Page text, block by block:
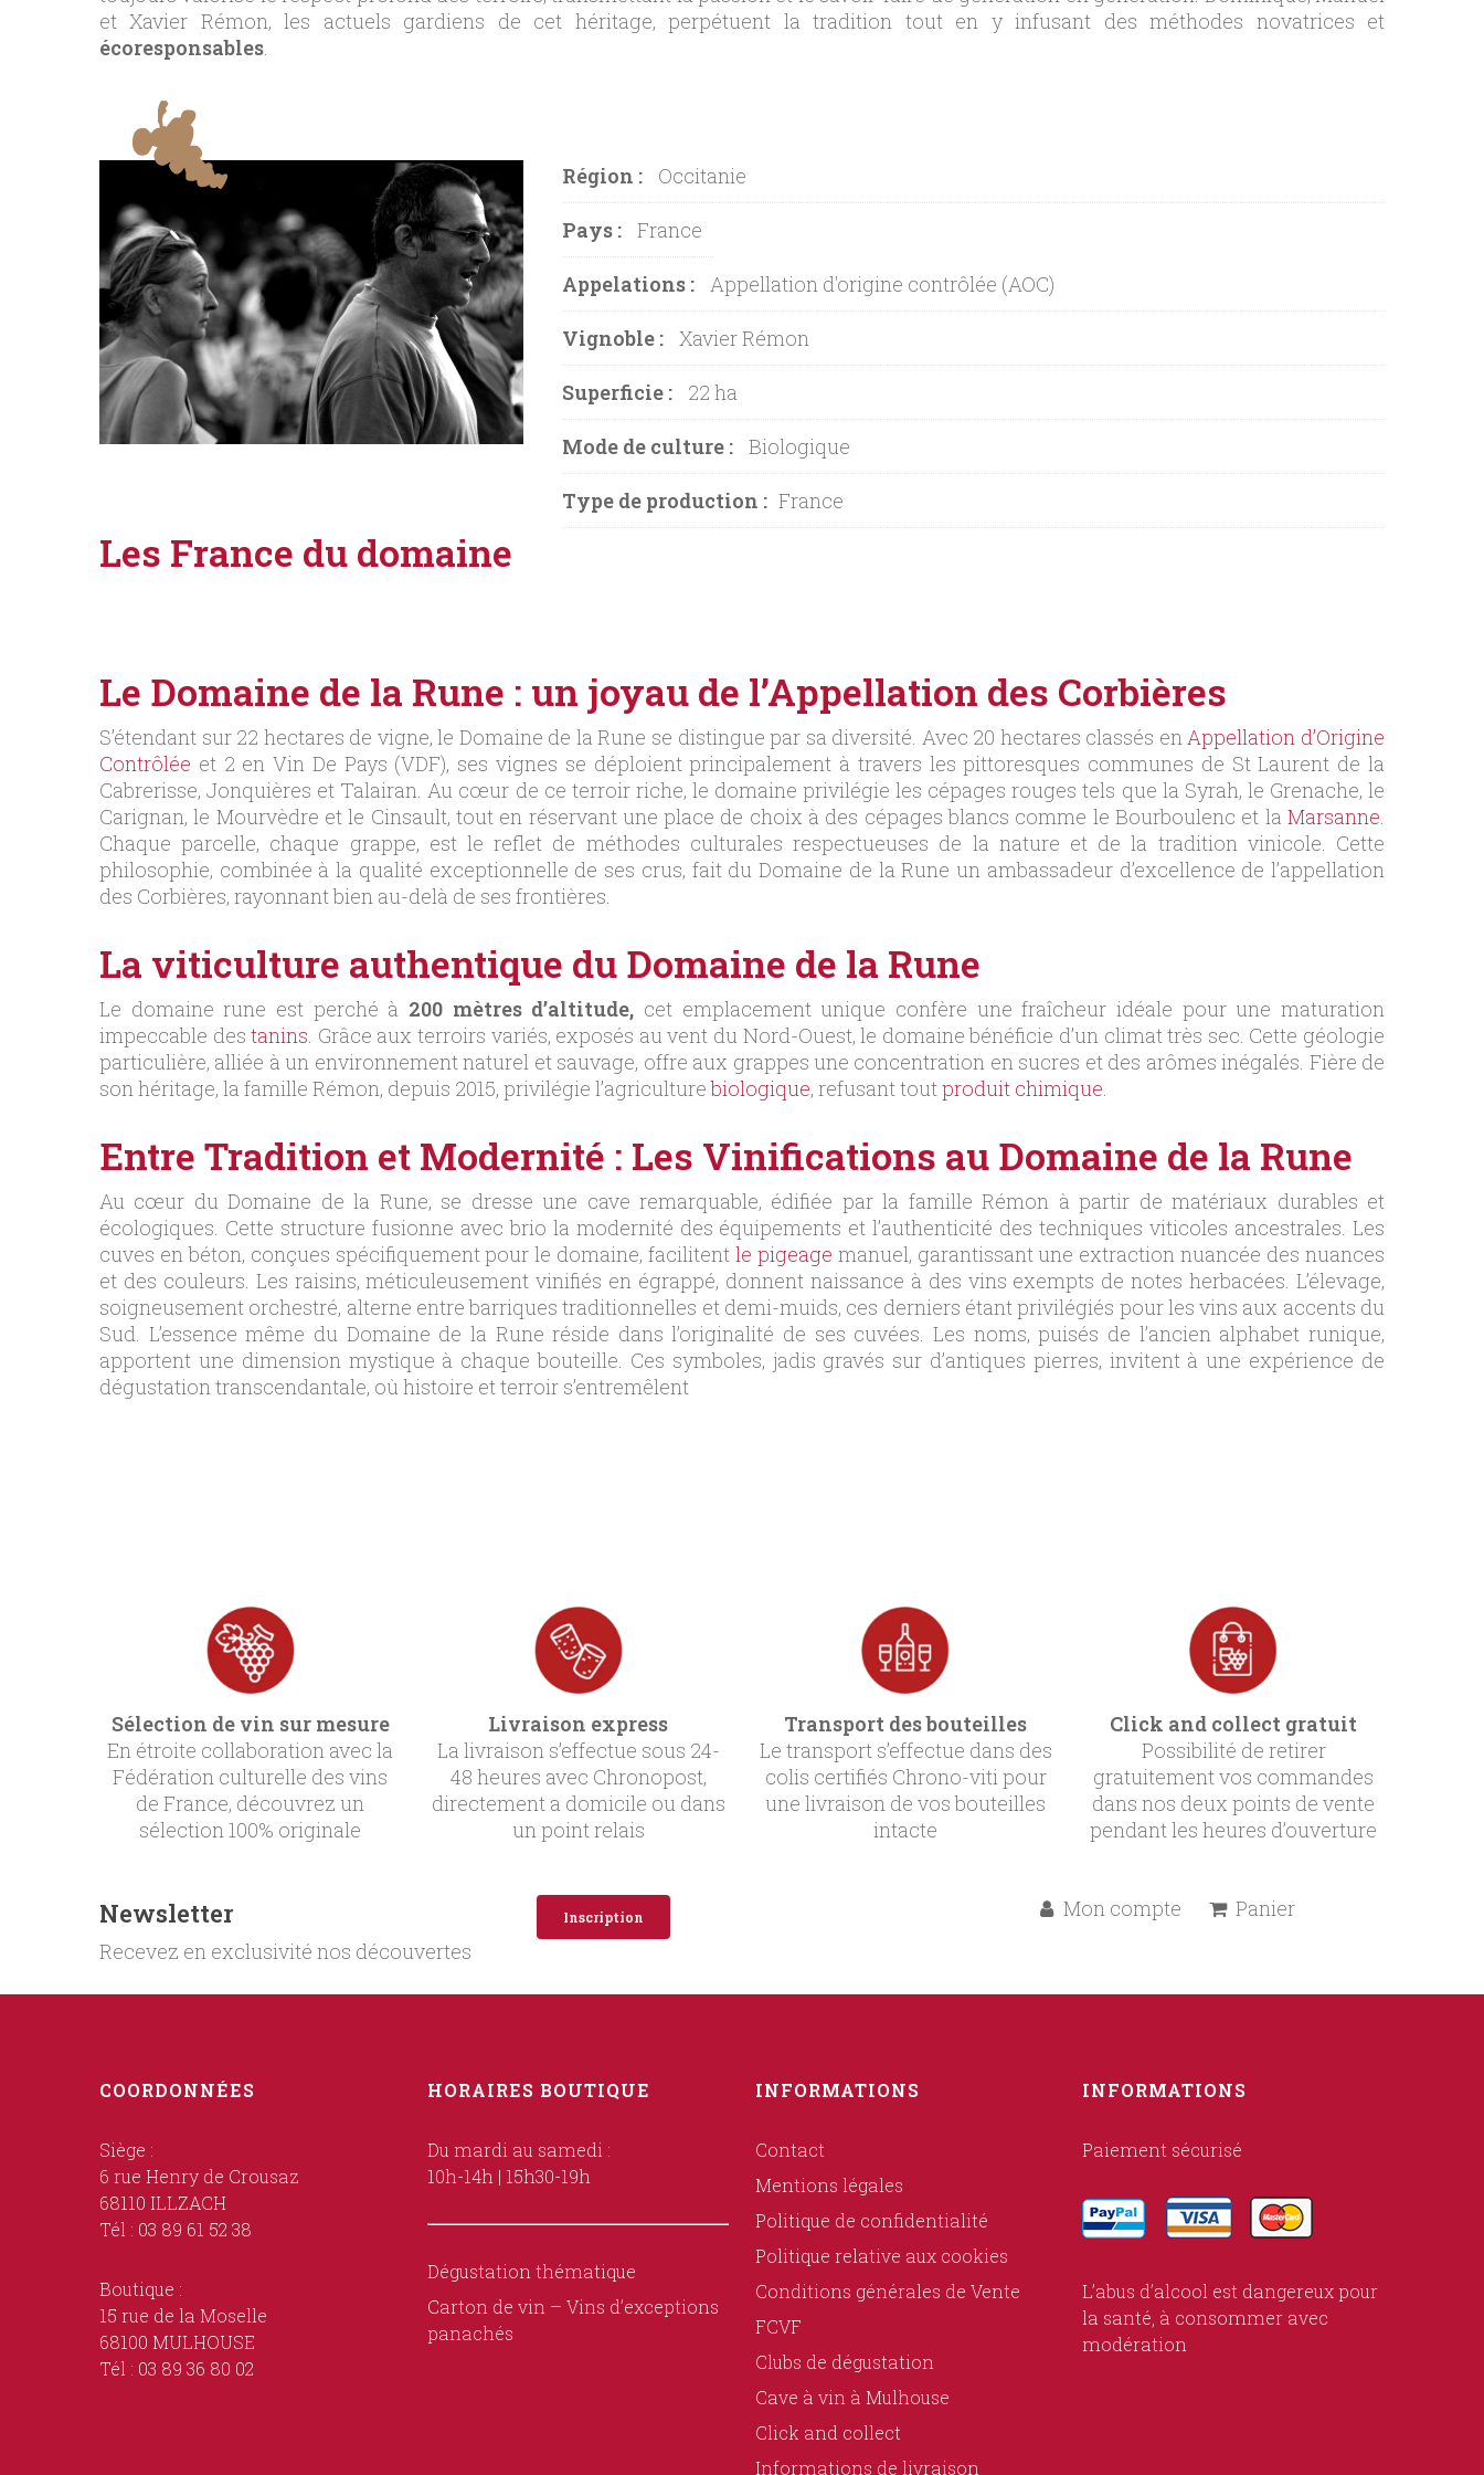
et Xavier Rémon, les actuels gardiens de cet héritage, perpétuent la tradition tout en y infusant des méthodes novatrices et
écoresponsables.
Région : Occitanie
Pays : France
Appelations : Appellation d'origine contrôlée (AOC)
Vignoble : Xavier Rémon
Superficie : 22 ha
Mode de culture : Biologique
Type de production : France
Les France du domaine
Le Domaine de la Rune : un joyau de l’Appellation des Corbières
S’étendant sur 22 hectares de vigne, le Domaine de la Rune se distingue par sa diversité. Avec 20 hectares classés enAppellation d’Origine
Contrôlée et 2 en Vin De Pays (VDF), ses vignes se déploient principalement à travers les pittoresques communes de St Laurent de la
Cabrerisse, Jonquières et Talairan. Au cœur de ce terroir riche, le domaine privilégie les cépages rouges tels que la Syrah, le Grenache, le
Carignan, le Mourvèdre et le Cinsault, tout en réservant une place de choix à des cépages blancs comme le Bourboulenc et la Marsanne.
Chaque parcelle, chaque grappe, est le reflet de méthodes culturales respectueuses de la nature et de la tradition vinicole. Cette
philosophie, combinée à la qualité exceptionnelle de ses crus, fait du Domaine de la Rune un ambassadeur d’excellence de l’appellation
des Corbières, rayonnant bien au-delà de ses frontières.
La viticulture authentique du Domaine de la Rune
Le domaine rune est perché à 200 mètres d’altitude, cet emplacement unique confère une fraîcheur idéale pour une maturation
impeccable destanins. Grâce aux terroirs variés, exposés au vent du Nord-Ouest, le domaine bénéficie d’un climat très sec. Cette géologie
particulière, alliée à un environnement naturel et sauvage, offre aux grappes une concentration en sucres et des arômes inégalés. Fière de
son héritage, la famille Rémon, depuis 2015, privilégie l’agriculturebiologique, refusant toutproduit chimique.
Entre Tradition et Modernité : Les Vinifications au Domaine de la Rune
Au cœur du Domaine de la Rune, se dresse une cave remarquable, édifiée par la famille Rémon à partir de matériaux durables et
écologiques. Cette structure fusionne avec brio la modernité des équipements et l’authenticité des techniques viticoles ancestrales. Les
cuves en béton, conçues spécifiquement pour le domaine, facilitent le pigeage manuel, garantissant une extraction nuancée des nuances
et des couleurs. Les raisins, méticuleusement vinifiés en égrappé, donnent naissance à des vins exempts de notes herbacées. L’élevage,
soigneusement orchestré, alterne entre barriques traditionnelles et demi-muids, ces derniers étant privilégiés pour les vins aux accents du
Sud. L’essence même du Domaine de la Rune réside dans l’originalité de ses cuvées. Les noms, puisés de l’ancien alphabet runique,
apportent une dimension mystique à chaque bouteille. Ces symboles, jadis gravés sur d’antiques pierres, invitent à une expérience de
dégustation transcendantale, où histoire et terroir s’entremêlent
Sélection de vin sur mesure
En étroite collaboration avec la
Fédération culturelle des vins
de France, découvrez un
sélection 100% originale
Livraison express
La livraison s’effectue sous 24-
48 heures avec Chronopost,
directement a domicile ou dans
un point relais
Transport des bouteilles
Le transport s’effectue dans des
colis certifiés Chrono-viti pour
une livraison de vos bouteilles
intacte
Click and collect gratuit
Possibilité de retirer
gratuitement vos commandes
dans nos deux points de vente
pendant les heures d’ouverture
Newsletter
Recevez en exclusivité nos découvertes
Inscription Mon compte Panier
COORDONNÉES
Siège :
6 rue Henry de Crousaz
68110 ILLZACH
Tél : 03 89 61 52 38
Boutique :
15 rue de la Moselle
68100 MULHOUSE
Tél : 03 89 36 80 02
HORAIRES BOUTIQUE
Du mardi au samedi :
10h-14h | 15h30-19h
Dégustation thématique
Carton de vin – Vins d’exceptions
panachés
INFORMATIONS
Contact
Mentions légales
Politique de confidentialité
Politique relative aux cookies
Conditions générales de Vente
FCVF
Clubs de dégustation
Cave à vin à Mulhouse
Click and collect
Informations de livraison
INFORMATIONS
Paiement sécurisé
L’abus d’alcool est dangereux pour
la santé, à consommer avec
modération